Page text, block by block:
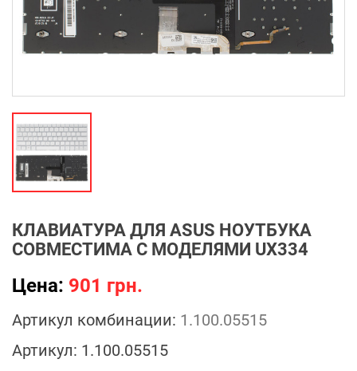
КЛАВИАТУРА ДЛЯ ASUS НОУТБУКА
СОВМЕСТИМА С МОДЕЛЯМИ UX334
Цена: 901 грн.
Артикул комбинации: 1.100.05515
Артикул: 1.100.05515